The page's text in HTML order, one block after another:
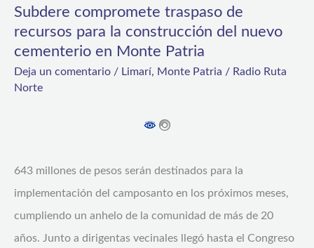
Subdere compromete traspaso de
recursos para la construcción del nuevo
cementerio en Monte Patria
Deja un comentario / Limarí, Monte Patria / Radio Ruta
Norte
643 millones de pesos serán destinados para la
implementación del camposanto en los próximos meses,
cumpliendo un anhelo de la comunidad de más de 20
años. Junto a dirigentas vecinales llegó hasta el Congreso
nuevo
cementerio
en
Monte